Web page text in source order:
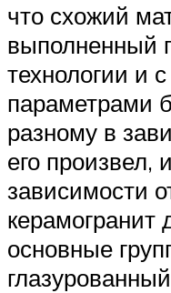
что схожий
выполненный
технологии и
параметрами
разному в
его произвел,
зависимости
керамогранит
основные